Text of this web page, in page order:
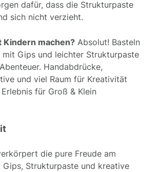
dafür, dass die Strukturpaste
sich nicht verzieht.
Kindern machen? Absolut! Basteln
Gips und leichter Strukturpaste
Handabdrücke,
und viel Raum für Kreativität
für Groß & Klein
die pure Freude am
Gips, Strukturpaste und kreative